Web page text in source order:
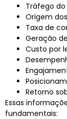
Tráfego do
Origem
Taxa de
Geração
Custo por
Retorno
Essas
fundamentais: